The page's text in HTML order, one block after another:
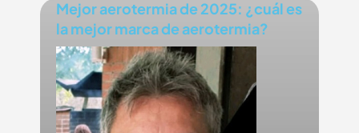
Mejor aerotermia de 2025: ¿cuál es
la mejor marca de aerotermia?